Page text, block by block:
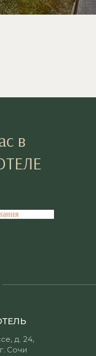
д. 24,
Сочи
в